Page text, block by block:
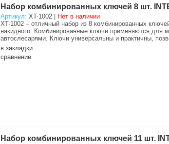
Набор комбинированных ключей 8 шт.
Артикул: XT-1002 |
Нет в наличии
XT-1002 – отличный набор из 8 комбинированных
накидного. Комбинированные ключи применяются для
автослесарями. Ключи универсальны и практичны,
в закладки
сравнение
Набор комбинированных ключей 11 шт.